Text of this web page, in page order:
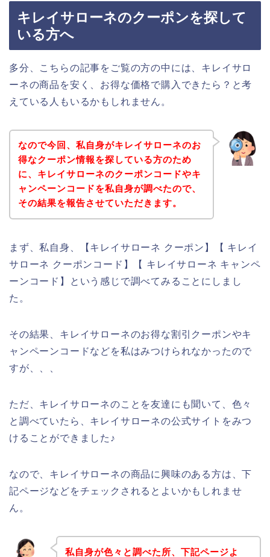
キレイサローネのクーポンを探して
いる方へ
多分、こちらの記事をご覧の方の中には、キレイサロ
ーネの商品を安く、お得な価格で購入できたら？と考
えている人もいるかもしれません。
なので今回、私自身がキレイサローネのお
得なクーポン情報を探している方のため
に、キレイサローネのクーポンコードやキ
ャンペーンコードを私自身が調べたので、
その結果を報告させていただきます。
まず、私自身、【キレイサローネ クーポン】【 キレイ
サローネ クーポンコード】【 キレイサローネ キャンペ
ーンコード】という感じで調べてみることにしまし
た。
その結果、キレイサローネのお得な割引クーポンやキ
ャンペーンコードなどを私はみつけられなかったので
すが、、、
ただ、キレイサローネのことを友達にも聞いて、色々
と調べていたら、キレイサローネの公式サイトをみつ
けることができました♪
なので、キレイサローネの商品に興味のある方は、下
記ページなどをチェックされるとよいかもしれませ
ん。
私自身が色々と調べた所、下記ページよ